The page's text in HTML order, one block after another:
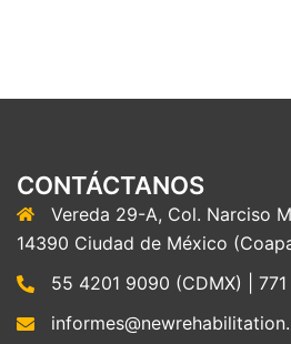
CONTÁCTANOS
Vereda 29-A, Col. Narciso
14390 Ciudad de México
55 4201 9090 (CDMX) |